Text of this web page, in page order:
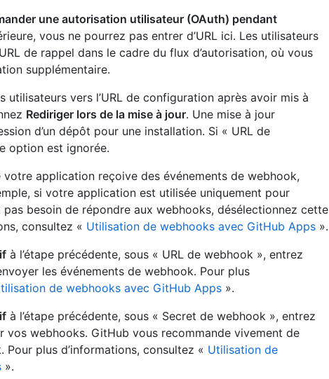
une autorisation utilisateur (OAuth) pendant
vous ne pourrez pas entrer d’URL ici. Les utilisateurs
de rappel dans le cadre du flux d’autorisation, où vous
supplémentaire.
utilisateurs vers l’URL de configuration après avoir mis à
Rediriger lors de la mise à jour. Une mise à jour
d’un dépôt pour une installation. Si « URL de
option est ignorée.
votre application reçoive des événements de webhook,
si votre application est utilisée uniquement pour
pas besoin de répondre aux webhooks, désélectionnez cette
consultez « Utilisation de webhooks avec GitHub Apps ».
à l’étape précédente, sous « URL de webhook », entrez
les événements de webhook. Pour plus
de webhooks avec GitHub Apps ».
à l’étape précédente, sous « Secret de webhook », entrez
vos webhooks. GitHub vous recommande vivement de
plus d’informations, consultez « Utilisation de
».